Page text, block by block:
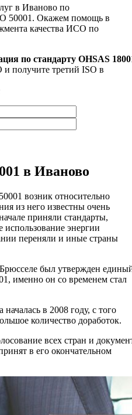
в Иваново по
50001. Окажем помощь в
качества ИСО по
по стандарту OHSAS
получите третий ISO в
в Иваново
возник относительно
из него известны очень
приняли стандарты,
энергии
переняли и иные страны
был утвержден
именно он со временем стал
началась в 2008 году, с того
количество доработок.
всех стран и
в его окончательном